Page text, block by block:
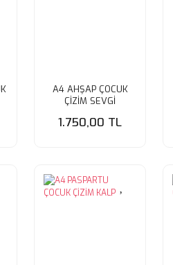
A4 AHŞAP ÇOCUK
ÇİZİM SEVGİ
1.750,00 TL